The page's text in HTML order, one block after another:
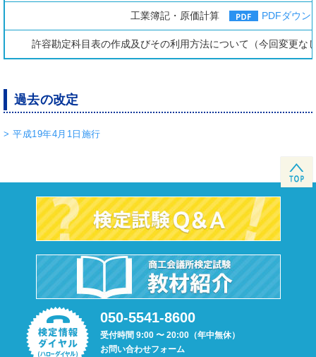
工業簿記・原価計算 PDFダウン
許容勘定科目表の作成及びその利用方法について（今回変更な
過去の改定
> 平成19年4月1日施行
050-5541-8600
受付時間 9:00 〜 20:00（年中無休）
お問い合わせフォーム